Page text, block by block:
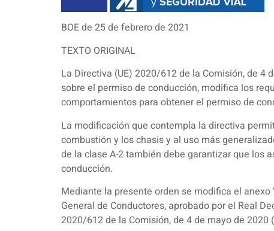
BOE de 25 de febrero de 2021
TEXTO ORIGINAL
La Directiva (UE) 2020/612 de la Comisión, de
sobre el permiso de conducción, modifica los
comportamientos para obtener el permiso de
La modificación que contempla la directiva
combustión y los chasis y al uso más
de la clase A-2 también debe garantizar que los
conducción.
Mediante la presente orden se modifica el
General de Conductores, aprobado por el Real
2020/612 de la Comisión, de 4 de mayo de